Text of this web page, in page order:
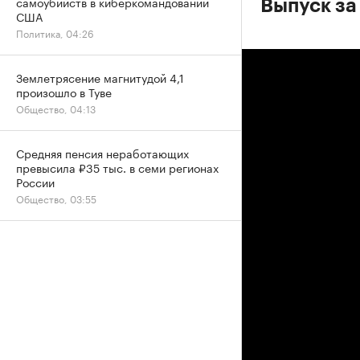
Выпуск
США
Политика, 04:26
Землетрясение магнитудой 4,1
произошло в Туве
Общество, 04:13
Средняя пенсия неработающих
превысила ₽35 тыс. в семи регионах
России
Общество, 03:55